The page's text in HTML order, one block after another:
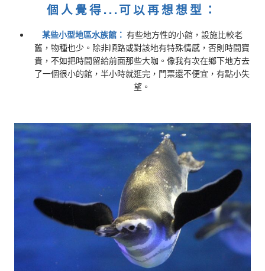
個人覺得...可以再想想型：
某些小型地區水族館： 有些地方性的小館，設施比較老
舊，物種也少。除非順路或對該地有特殊情感，否則時間寶
貴，不如把時間留給前面那些大咖。像我有次在鄉下地方去
了一個很小的館，半小時就逛完，門票還不便宜，有點小失
望。